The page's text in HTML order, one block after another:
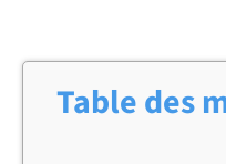
Table des